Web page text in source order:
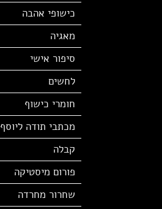
כישופי אהבה
מאגיה
סיפור אישי
לחשים
חומרי כישוף
מכתבי תודה ליוסף
קבלה
פורום מיסטיקה
שחרור מחרדה